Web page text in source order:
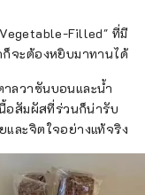
Filled" ที่มี
จะต้องหยิบมาทานได้
ลวาซันบอนและน้ำ
นื้อสัมผัสที่ร่วนก็น่ารับ
ละจิตใจอย่างแท้จริง